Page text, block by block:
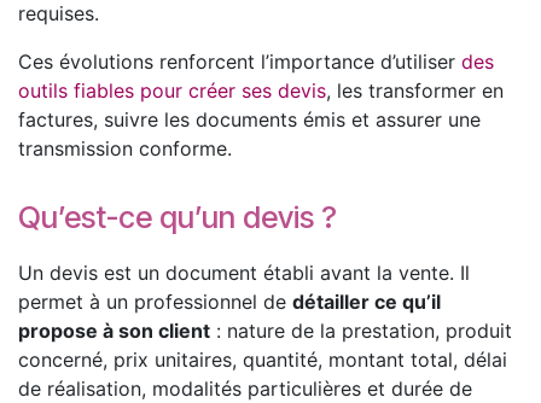
requises.
Ces évolutions renforcent l’importance d’utiliser des
outils fiables pour créer ses devis, les transformer en
factures, suivre les documents émis et assurer une
transmission conforme.
Qu’est-ce qu’un devis ?
Un devis est un document établi avant la vente. Il
permet à un professionnel de détailler ce qu’il
propose à son client : nature de la prestation, produit
concerné, prix unitaires, quantité, montant total, délai
de réalisation, modalités particulières et durée de